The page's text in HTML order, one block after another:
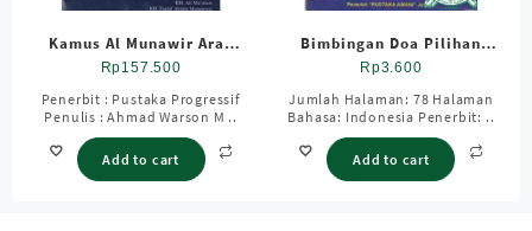
Kamus Al Munawir Arab
Indonesia Besar Lengkap –
Pustaka Progressif
Rp157.500
Penerbit : Pustaka Progressif
Penulis : Ahmad Warson M ..
Add to cart
Bimbingan Doa Pilihan
Untuk Anak Anak HVS ; SC
Rp3.600
Jumlah Halaman: 78 Halaman
Bahasa: Indonesia Penerbit: ..
Add to cart